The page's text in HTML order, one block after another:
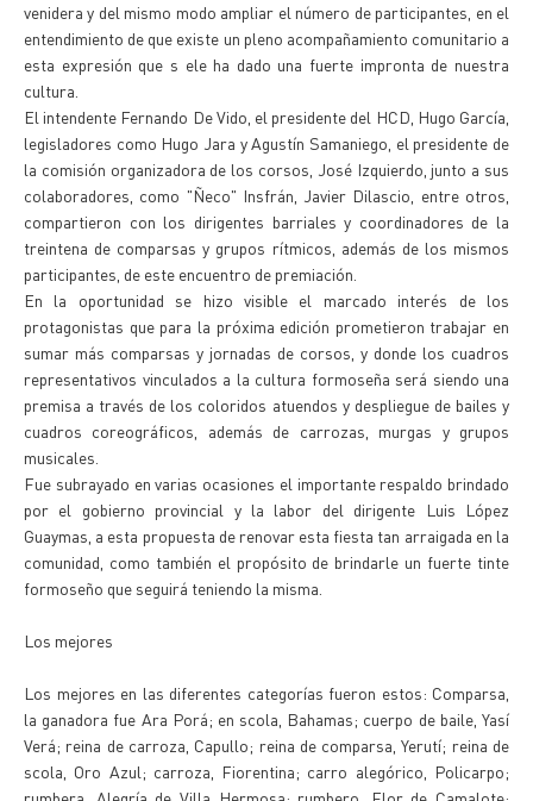
venidera y del mismo modo ampliar el número de participantes, en el
entendimiento de que existe un pleno acompañamiento comunitario a
esta expresión que s ele ha dado una fuerte impronta de nuestra
cultura.
El intendente Fernando De Vido, el presidente del HCD, Hugo García,
legisladores como Hugo Jara y Agustín Samaniego, el presidente de
la comisión organizadora de los corsos, José Izquierdo, junto a sus
colaboradores, como "Ñeco" Insfrán, Javier Dilascio, entre otros,
compartieron con los dirigentes barriales y coordinadores de la
treintena de comparsas y grupos rítmicos, además de los mismos
participantes, de este encuentro de premiación.
En la oportunidad se hizo visible el marcado interés de los
protagonistas que para la próxima edición prometieron trabajar en
sumar más comparsas y jornadas de corsos, y donde los cuadros
representativos vinculados a la cultura formoseña será siendo una
premisa a través de los coloridos atuendos y despliegue de bailes y
cuadros coreográficos, además de carrozas, murgas y grupos
musicales.
Fue subrayado en varias ocasiones el importante respaldo brindado
por el gobierno provincial y la labor del dirigente Luis López
Guaymas, a esta propuesta de renovar esta fiesta tan arraigada en la
comunidad, como también el propósito de brindarle un fuerte tinte
formoseño que seguirá teniendo la misma.
Los mejores
Los mejores en las diferentes categorías fueron estos: Comparsa,
la ganadora fue Ara Porá; en scola, Bahamas; cuerpo de baile, Yasí
Verá; reina de carroza, Capullo; reina de comparsa, Yerutí; reina de
scola, Oro Azul; carroza, Fiorentina; carro alegórico, Policarpo;